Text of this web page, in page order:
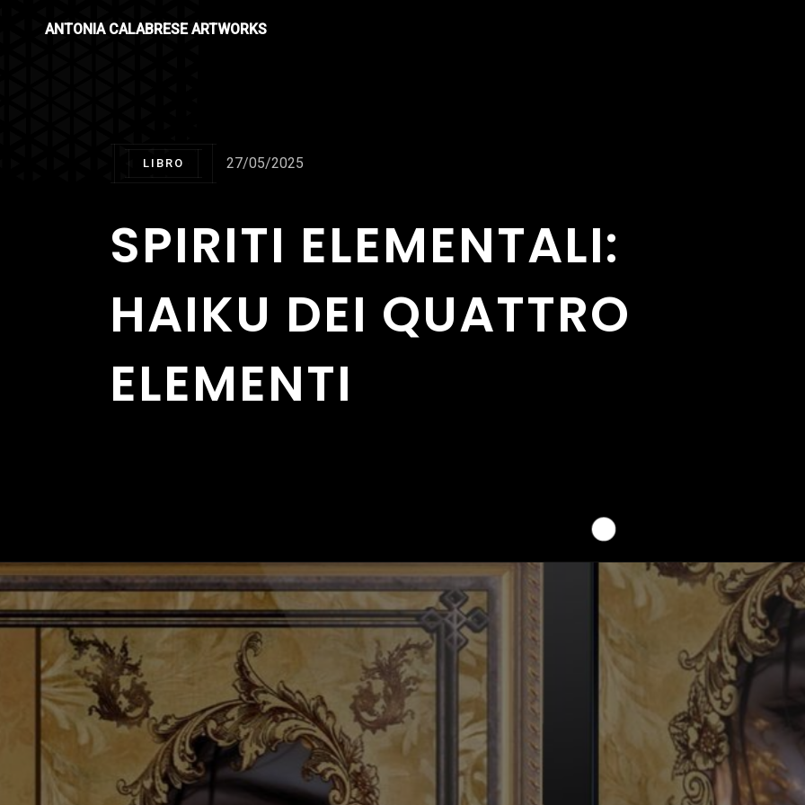
ANTONIA CALABRESE ARTWORKS
LIBRO 27/05/2025
SPIRITI ELEMENTALI:
HAIKU DEI QUATTRO
ELEMENTI